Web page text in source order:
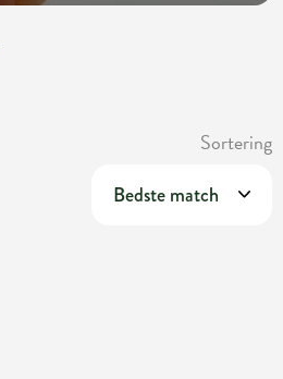
Sortering